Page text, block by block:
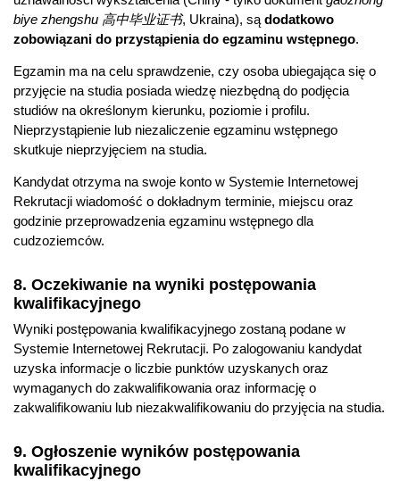
biye zhengshu 高中毕业证书, Ukraina), są dodatkowo
zobowiązani do przystąpienia do egzaminu wstępnego.
Egzamin ma na celu sprawdzenie, czy osoba ubiegająca się o
przyjęcie na studia posiada wiedzę niezbędną do podjęcia
studiów na określonym kierunku, poziomie i profilu.
Nieprzystąpienie lub niezaliczenie egzaminu wstępnego
skutkuje nieprzyjęciem na studia.
Kandydat otrzyma na swoje konto w Systemie Internetowej
Rekrutacji wiadomość o dokładnym terminie, miejscu oraz
godzinie przeprowadzenia egzaminu wstępnego dla
cudzoziemców.
8. Oczekiwanie na wyniki postępowania
kwalifikacyjnego
Wyniki postępowania kwalifikacyjnego zostaną podane w
Systemie Internetowej Rekrutacji. Po zalogowaniu kandydat
uzyska informacje o liczbie punktów uzyskanych oraz
wymaganych do zakwalifikowania oraz informację o
zakwalifikowaniu lub niezakwalifikowaniu do przyjęcia na studia.
9. Ogłoszenie wyników postępowania
kwalifikacyjnego